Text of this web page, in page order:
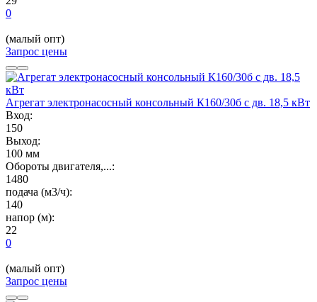
0
(малый опт)
Запрос цены
Агрегат электронасосный консольный К160/30б с дв. 18,5 кВт
Вход:
150
Выход:
100 мм
Обороты двигателя,...:
1480
подача (м3/ч):
140
напор (м):
22
0
(малый опт)
Запрос цены